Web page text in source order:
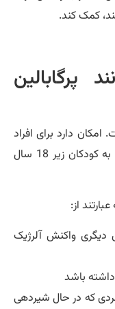
کند.
دارد برای افراد
بالای 65 سال مناسب نباشد. تجویز آن را به کودکان زیر 18 سال
از:
واکنش آلرژیک
باشد
که در حال شیردهی